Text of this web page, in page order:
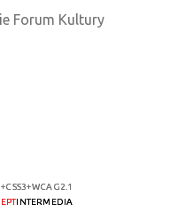
Forum Kultury
+CSS3+WCAG 2.1
INTERMEDIA